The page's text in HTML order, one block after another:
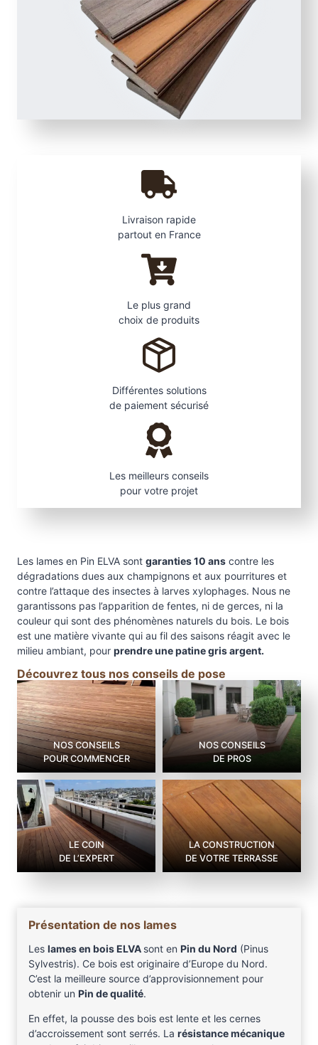
u
e
e
a
t
Livraison rapide
partout en France
Le plus grand
choix de produits
Différentes solutions
de paiement sécurisé
Les meilleurs conseils
pour votre projet
Les lames en Pin ELVA sont garanties 10 ans contre les
dégradations dues aux champignons et aux pourritures et
contre l’attaque des insectes à larves xylophages. Nous ne
garantissons pas l’apparition de fentes, ni de gerces, ni la
couleur qui sont des phénomènes naturels du bois. Le bois
est une matière vivante qui au fil des saisons réagit avec le
milieu ambiant, pour prendre une patine gris argent.
Découvrez tous nos conseils de pose
NOS CONSEILS
POUR COMMENCER
NOS CONSEILS
DE PROS
LE COIN
DE L’EXPERT
LA CONSTRUCTION
DE VOTRE TERRASSE
Présentation de nos lames
Les lames en bois ELVA sont en Pin du Nord (Pinus
Sylvestris). Ce bois est originaire d’Europe du Nord.
C’est la meilleure source d’approvisionnement pour
obtenir un Pin de qualité.
En effet, la pousse des bois est lente et les cernes
d’accroissement sont serrés. La résistance mécanique